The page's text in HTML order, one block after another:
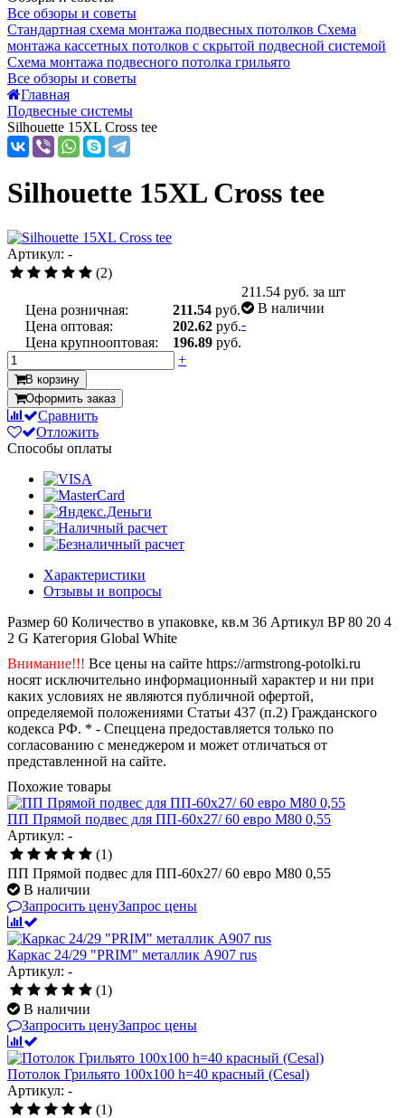
Все обзоры и советы
Стандартная схема монтажа подвесных потолков Схема
монтажа кассетных потолков с скрытой подвесной системой
Схема монтажа подвесного потолка грильято
Все обзоры и советы
Главная
Подвесные системы
Silhouette 15XL Cross tee
Silhouette 15XL Cross tee
Артикул: -
(2)
Цена розничная: 211.54 руб.
Цена оптовая:
202.62 руб.
Цена крупнооптовая:
196.89 руб.
211.54 руб. за шт
В наличии
-
+
В корзину
Оформить заказ
Сравнить
Отложить
Способы оплаты
Характеристики
Отзывы и вопросы
Размер 60 Количество в упаковке, кв.м 36 Артикул BP 80 20 4
2 G Категория Global White
Внимание!!! Все цены на сайте https://armstrong-potolki.ru
носят исключительно информационный характер и ни при
каких условиях не являются публичной офертой,
определяемой положениями Статьи 437 (п.2) Гражданского
кодекса РФ. * - Спеццена предоставляется только по
согласованию с менеджером и может отличаться от
представленной на сайте.
Похожие товары
ПП Прямой подвес для ПП-60х27/ 60 евро М80 0,55
Артикул: -
(1)
ПП Прямой подвес для ПП-60х27/ 60 евро М80 0,55
В наличии
Запросить ценуЗапрос цены
Каркас 24/29 "PRIM" металлик А907 rus
Артикул: -
(1)
В наличии
Запросить ценуЗапрос цены
Потолок Грильято 100x100 h=40 красный (Cesal)
Артикул: -
(1)